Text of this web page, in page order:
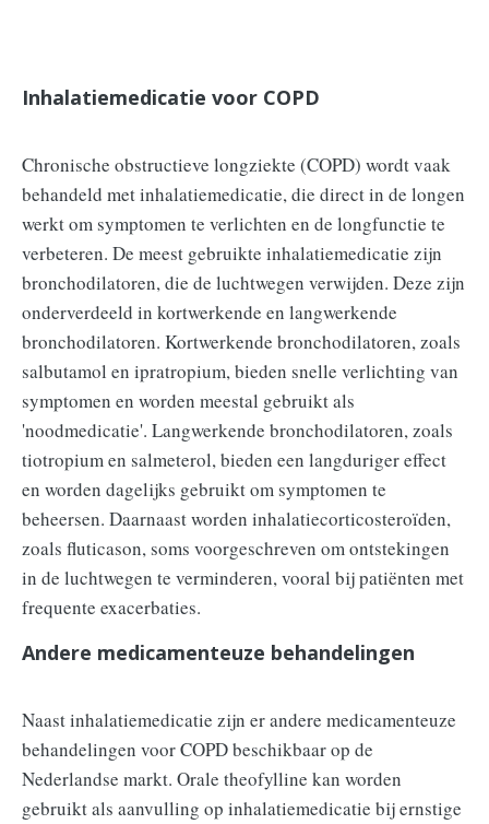
Inhalatiemedicatie voor COPD
Chronische obstructieve longziekte (COPD) wordt vaak
behandeld met inhalatiemedicatie, die direct in de longen
werkt om symptomen te verlichten en de longfunctie te
verbeteren. De meest gebruikte inhalatiemedicatie zijn
bronchodilatoren, die de luchtwegen verwijden. Deze zijn
onderverdeeld in kortwerkende en langwerkende
bronchodilatoren. Kortwerkende bronchodilatoren, zoals
salbutamol en ipratropium, bieden snelle verlichting van
symptomen en worden meestal gebruikt als
'noodmedicatie'. Langwerkende bronchodilatoren, zoals
tiotropium en salmeterol, bieden een langduriger effect
en worden dagelijks gebruikt om symptomen te
beheersen. Daarnaast worden inhalatiecorticosteroïden,
zoals fluticason, soms voorgeschreven om ontstekingen
in de luchtwegen te verminderen, vooral bij patiënten met
frequente exacerbaties.
Andere medicamenteuze behandelingen
Naast inhalatiemedicatie zijn er andere medicamenteuze
behandelingen voor COPD beschikbaar op de
Nederlandse markt. Orale theofylline kan worden
gebruikt als aanvulling op inhalatiemedicatie bij ernstige